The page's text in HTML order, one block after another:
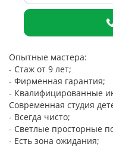
Опытные мастера:
- Стаж от 9 лет;
- Фирменная гарантия;
- Квалифицированные
Современная студия
- Всегда чисто;
- Светлые просторные
- Есть зона ожидания;